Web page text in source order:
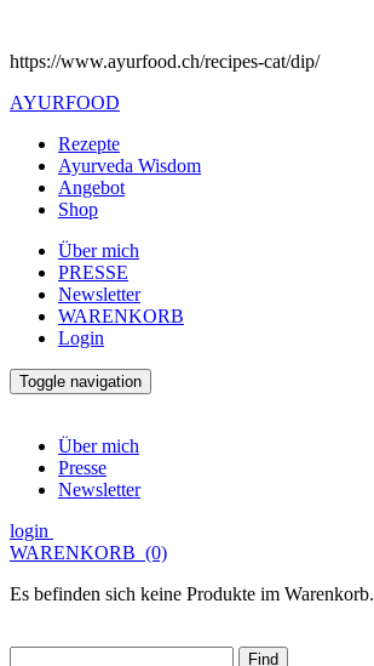
https://www.ayurfood.ch/recipes-cat/dip/
AYURFOOD
Rezepte
Ayurveda Wisdom
Angebot
Shop
Über mich
PRESSE
Newsletter
WARENKORB
Login
Toggle navigation
Über mich
Presse
Newsletter
login
WARENKORB (0)
Es befinden sich keine Produkte im Warenkorb.